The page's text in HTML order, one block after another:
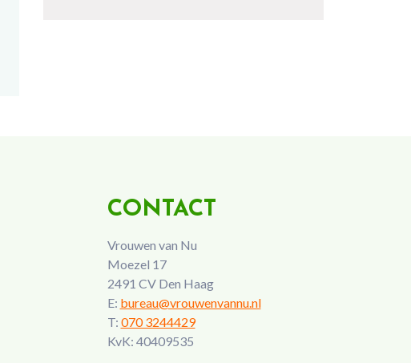
CONTACT
Vrouwen van Nu
Moezel 17
2491 CV Den Haag
E: bureau@vrouwenvannu.nl
T: 070 3244429
KvK: 40409535